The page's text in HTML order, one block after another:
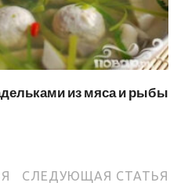
из мяса и рыбы
СЛЕДУЮЩАЯ СТАТЬЯ